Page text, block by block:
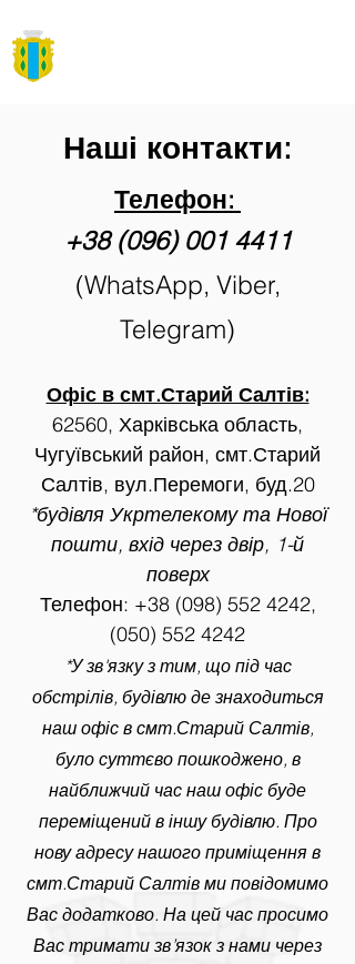
Наші контакти:
Телефон:
+38 (096) 001 4411
(WhatsApp, Viber,
Telegram)
Офіс в смт.Старий Салтів:
62560, Харківська область,
Чугуївський район, смт.Старий
Салтів, вул.Перемоги, буд.20
*будівля Укртелекому та Нової
пошти, вхід через двір, 1-й
поверх
Телефон: +38 (098) 552 4242,
(050) 552 4242
*У зв'язку з тим, що під час
обстрілів, будівлю де знаходиться
наш офіс в смт.Старий Салтів,
було суттєво пошкоджено, в
найближчий час наш офіс буде
переміщений в іншу будівлю. Про
нову адресу нашого приміщення в
смт.Старий Салтів ми повідомимо
Вас додатково. На цей час просимо
Вас тримати зв’язок з нами через